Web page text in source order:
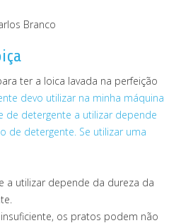
Branco
ter a loica lavada na perfeição
devo utilizar na minha máquina
de detergente a utilizar depende
de detergente. Se utilizar uma
a utilizar depende da dureza da
os pratos podem não